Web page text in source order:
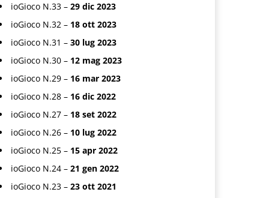
ioGioco N.33 – 29 dic 2023
ioGioco N.32 – 18 ott 2023
ioGioco N.31 – 30 lug 2023
ioGioco N.30 – 12 mag 2023
ioGioco N.29 – 16 mar 2023
ioGioco N.28 – 16 dic 2022
ioGioco N.27 – 18 set 2022
ioGioco N.26 – 10 lug 2022
ioGioco N.25 – 15 apr 2022
ioGioco N.24 – 21 gen 2022
ioGioco N.23 – 23 ott 2021